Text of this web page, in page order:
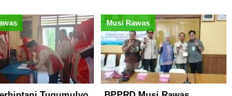
Musi Rawas